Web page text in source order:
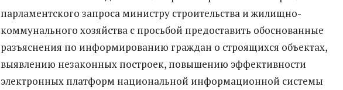
парламентского запроса министру строительства и жилищно-
коммунального хозяйства с просьбой предоставить обоснованные
разъяснения по информированию граждан о строящихся объектах,
выявлению незаконных построек, повышению эффективности
электронных платформ национальной информационной системы